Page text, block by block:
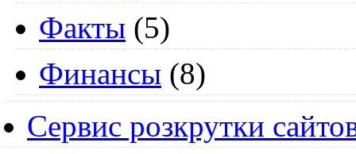
Факты (5)
Финансы (8)
Сервис розкрутки